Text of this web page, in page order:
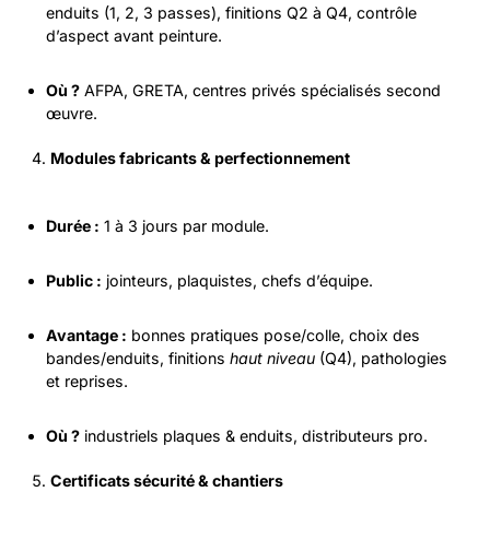
enduits (1, 2, 3 passes), finitions Q2 à Q4, contrôle
d’aspect avant peinture.
Où ? AFPA, GRETA, centres privés spécialisés second
œuvre.
Modules fabricants & perfectionnement
Durée : 1 à 3 jours par module.
Public : jointeurs, plaquistes, chefs d’équipe.
Avantage : bonnes pratiques pose/colle, choix des
bandes/enduits, finitionshaut niveau (Q4), pathologies
et reprises.
Où ? industriels plaques & enduits, distributeurs pro.
Certificats sécurité & chantiers